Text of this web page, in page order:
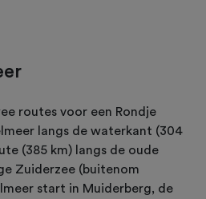
routes voor een Rondje
langs de waterkant (304
(385 km) langs de oude
Zuiderzee (buitenom
start in Muiderberg, de